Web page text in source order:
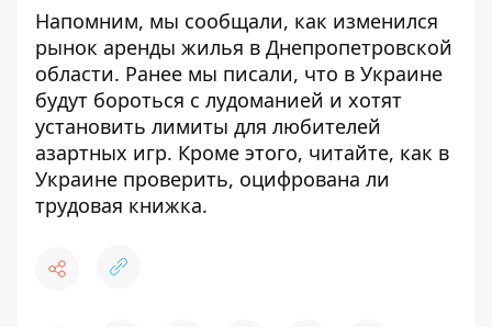
Напомним, мы сообщали, как изменился
рынок аренды жилья в Днепропетровской
области. Ранее мы писали, что в Украине
будут бороться с лудоманией и хотят
установить лимиты для любителей
азартных игр. Кроме этого, читайте, как в
Украине проверить, оцифрована ли
трудовая книжка.